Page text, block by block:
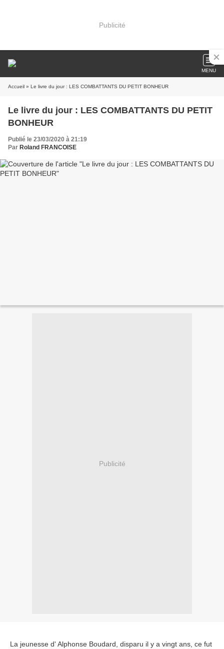
Publicité
MENU
Accueil » Le livre du jour : LES COMBATTANTS DU PETIT BONHEUR
Le livre du jour : LES COMBATTANTS DU PETIT
BONHEUR
Publié le 23/03/2020 à 21:19
Par Roland FRANCOISE
Publicité
La jeunesse d' Alphonse Boudard, disparu il y a vingt ans, ce fut